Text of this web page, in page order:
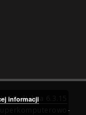
dLibra 6.3.15
informacji